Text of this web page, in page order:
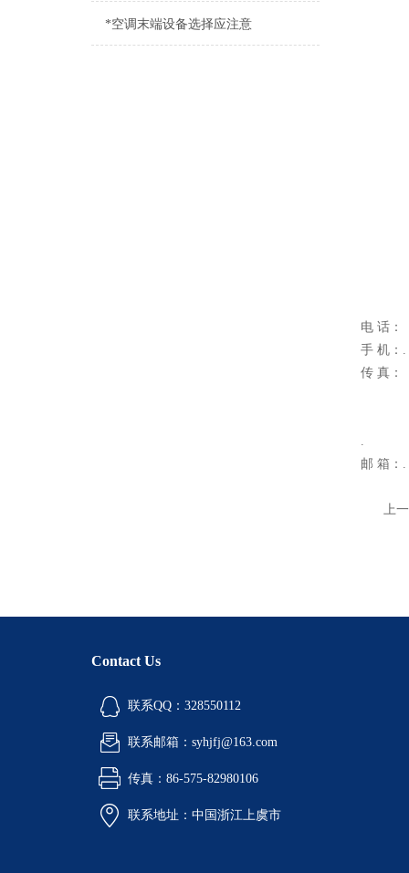
*空调末端设备选择应注意
电 话：
手 机：.
传 真：
.
邮 箱：.
上
Contact Us
联系QQ：328550112
联系邮箱：syhjfj@163.com
传真：86-575-82980106
联系地址：中国浙江上虞市